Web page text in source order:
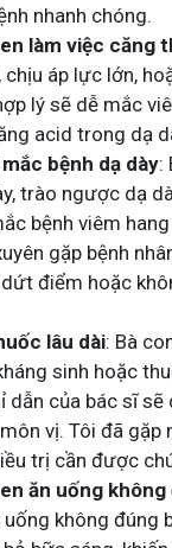
nhanh chóng.
làm việc căng
áp lực lớn,
lý sẽ dễ mắc
acid trong dạ
bệnh dạ dày:
trào ngược dạ
bệnh viêm
gặp bệnh
điểm hoặc
lâu dài: Bà
sinh hoặc
dẫn của bác sĩ sẽ
vị. Tôi đã gặp
trị cần được
ăn uống
không đúng